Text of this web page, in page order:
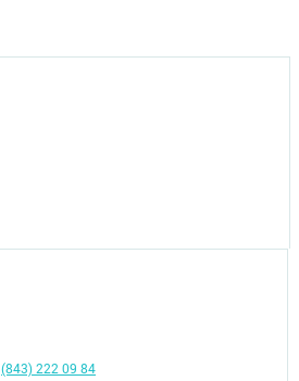
(843) 222 09 84